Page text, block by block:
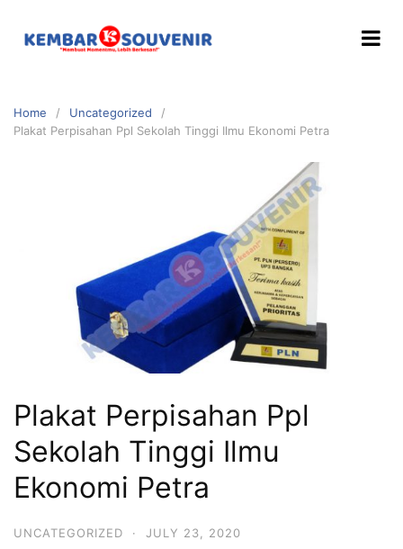
Home
Uncategorized
Plakat Perpisahan Ppl Sekolah Tinggi Ilmu Ekonomi Petra
Plakat Perpisahan Ppl
Sekolah Tinggi Ilmu
Ekonomi Petra
UNCATEGORIZED · JULY 23, 2020